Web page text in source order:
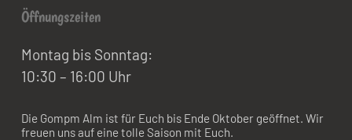
Öffnungszeiten
Montag bis Sonntag:
10:30 – 16:00 Uhr
Die Gompm Alm ist für Euch bis Ende Oktober geöffnet. Wir
freuen uns auf eine tolle Saison mit Euch.